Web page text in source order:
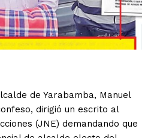
de Yarabamba, Manuel
dirigió un escrito al
(JNE) demandando que